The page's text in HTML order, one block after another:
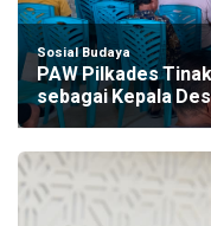
Sosial Budaya
PAW Pilkades
sebagai Kepala